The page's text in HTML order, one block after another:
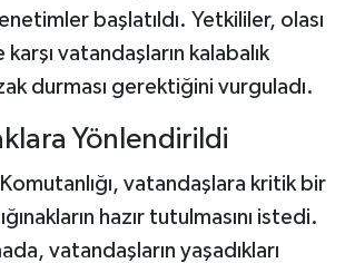
başlatıldı. Yetkililer, olası
karşı vatandaşların kalabalık
durması gerektiğini vurguladı.
Yönlendirildi
vatandaşlara kritik bir
hazır tutulmasını istedi.
vatandaşların yaşadıkları